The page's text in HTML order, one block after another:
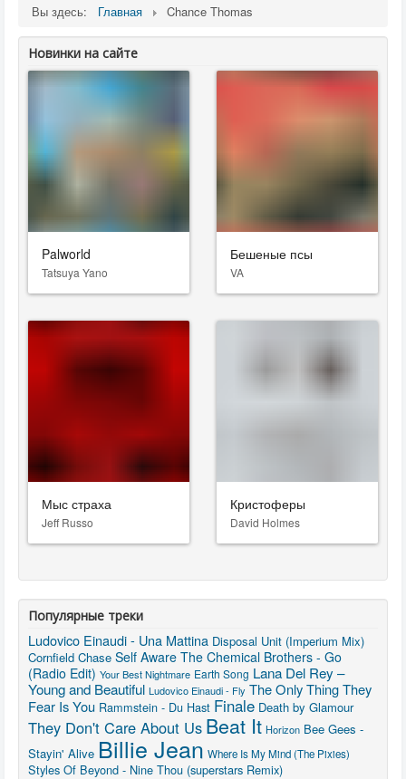
Вы здесь: Главная Chance Thomas
Новинки на сайте
Palworld
Tatsuya Yano
Бешеные псы
VA
Мыс страха
Jeff Russo
Кристоферы
David Holmes
Популярные треки
Ludovico Einaudi - Una Mattina Disposal Unit (Imperium Mix)
Cornfield Chase Self Aware The Chemical Brothers - Go
(Radio Edit) Your Best Nightmare Earth Song Lana Del Rey –
Young and Beautiful Ludovico Einaudi - Fly The Only Thing They
Fear Is You Rammstein - Du Hast Finale Death by Glamour
They Don't Care About Us Beat It Horizon Bee Gees -
Stayin' Alive Billie Jean Where Is My Mind (The Pixies)
Styles Of Beyond - Nine Thou (superstars Remix)